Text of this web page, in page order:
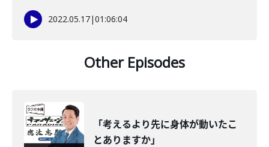
2022.05.17|01:06:04
Other Episodes
「考えるより先に身体が動いたこ
とありますか」